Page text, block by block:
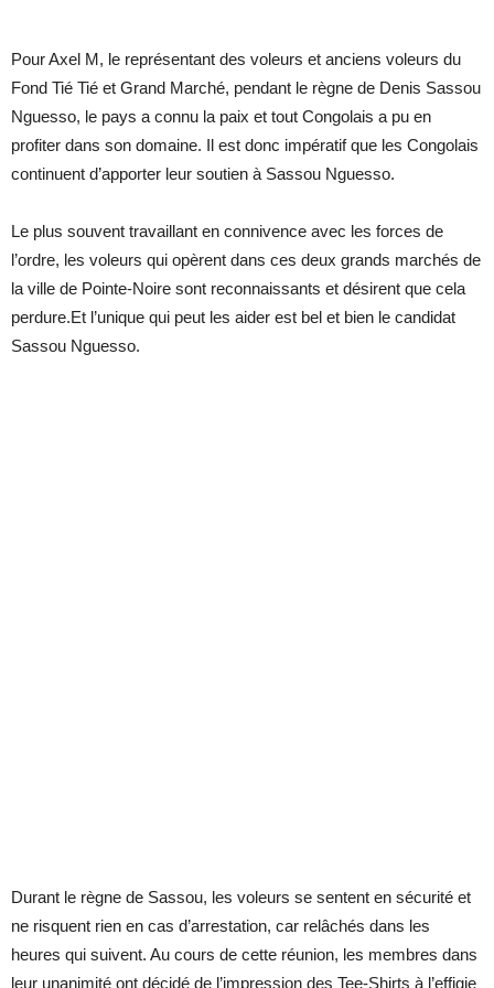
Pour Axel M, le représentant des voleurs et anciens voleurs du
Fond Tié Tié et Grand Marché, pendant le règne de Denis Sassou
Nguesso, le pays a connu la paix et tout Congolais a pu en
profiter dans son domaine. Il est donc impératif que les Congolais
continuent d’apporter leur soutien à Sassou Nguesso.
Le plus souvent travaillant en connivence avec les forces de
l’ordre, les voleurs qui opèrent dans ces deux grands marchés de
la ville de Pointe-Noire sont reconnaissants et désirent que cela
perdure.Et l’unique qui peut les aider est bel et bien le candidat
Sassou Nguesso.
Durant le règne de Sassou, les voleurs se sentent en sécurité et
ne risquent rien en cas d’arrestation, car relâchés dans les
heures qui suivent. Au cours de cette réunion, les membres dans
leur unanimité ont décidé de l’impression des Tee-Shirts à l’effigie